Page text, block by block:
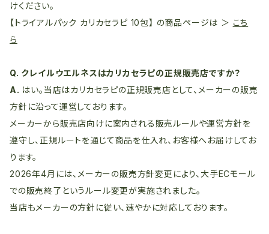
けください。
【トライアルパック カリカセラピ 10包】 の商品ページは ＞ こち
ら
Q. クレイルウエルネスはカリカセラピの正規販売店ですか？
A. はい。当店はカリカセラピの正規販売店として、メーカーの販売
方針に沿って運営しております。
メーカーから販売店向けに案内される販売ルールや運営方針を
遵守し、正規ルートを通じて商品を仕入れ、お客様へお届けしてお
ります。
2026年4月には、メーカーの販売方針変更により、大手ECモール
での販売終了というルール変更が実施されました。
当店もメーカーの方針に従い、速やかに対応しております。